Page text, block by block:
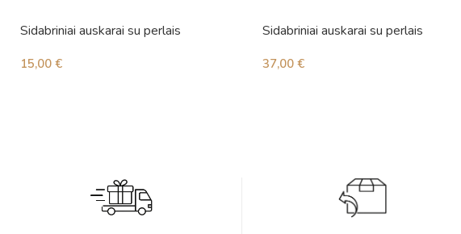
Sidabriniai auskarai su perlais
15,00 €
Sidabriniai auskarai su perlais
37,00 €